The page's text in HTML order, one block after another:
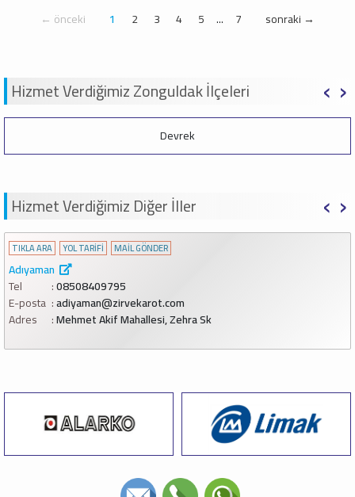
← önceki 1 2 3 4 5 ... 7 sonraki →
Hizmet Verdiğimiz Zonguldak İlçeleri
Devrek
‹ ›
Hizmet Verdiğimiz Diğer İller
TIKLA ARA YOL TARİFİ MAİL GÖNDER
Adıyaman
Tel
08508409795
E-posta adiyaman@zirvekarot.com
Adres
Mehmet Akif Mahallesi, Zehra Sk
‹ ›